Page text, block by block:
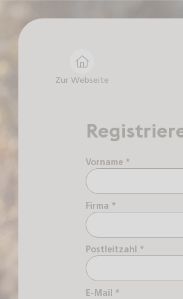
Zur Webseite
Vorname *
Firma *
Postleitzahl *
E-Mail *